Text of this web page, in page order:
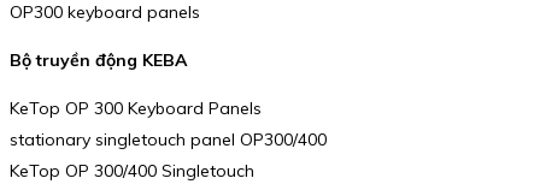
OP300 keyboard panels
Bộ truyền động KEBA
KeTop OP 300 Keyboard Panels
stationary singletouch panel OP300/400
KeTop OP 300/400 Singletouch